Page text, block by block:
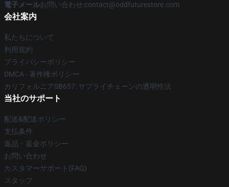
電子メールお問い合わせ:contact@oddfuturestore.com
会社案内
私たちについて
利用規約
プライバシーポリシー
DMCA - 著作権ポリシー
カリフォルニアSB657: サプライチェーンの透明性法
当社のサポート
配送&配送ポリシー
支払条件
返品・返金ポリシー
お問い合わせ
カスタマーサポート(FAQ)
スタッフ